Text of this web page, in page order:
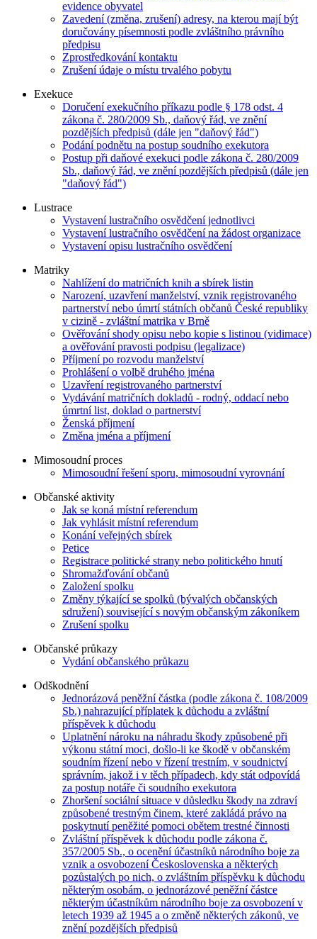
evidence obyvatel
Zavedení (změna, zrušení) adresy, na kterou mají být
doručovány písemnosti podle zvláštního právního
předpisu
Zprostředkování kontaktu
Zrušení údaje o místu trvalého pobytu
Exekuce
Doručení exekučního příkazu podle § 178 odst. 4
zákona č. 280/2009 Sb., daňový řád, ve znění
pozdějších předpisů (dále jen "daňový řád")
Podání podnětu na postup soudního exekutora
Postup při daňové exekuci podle zákona č. 280/2009
Sb., daňový řád, ve znění pozdějších předpisů (dále jen
"daňový řád")
Lustrace
Vystavení lustračního osvědčení jednotlivci
Vystavení lustračního osvědčení na žádost organizace
Vystavení opisu lustračního osvědčení
Matriky
Nahlížení do matričních knih a sbírek listin
Narození, uzavření manželství, vznik registrovaného
partnerství nebo úmrtí státních občanů České republiky
v cizině - zvláštní matrika v Brně
Ověřování shody opisu nebo kopie s listinou (vidimace)
a ověřování pravosti podpisu (legalizace)
Příjmení po rozvodu manželství
Prohlášení o volbě druhého jména
Uzavření registrovaného partnerství
Vydávání matričních dokladů - rodný, oddací nebo
úmrtní list, doklad o partnerství
Ženská příjmení
Změna jména a příjmení
Mimosoudní proces
Mimosoudní řešení sporu, mimosoudní vyrovnání
Občanské aktivity
Jak se koná místní referendum
Jak vyhlásit místní referendum
Konání veřejných sbírek
Petice
Registrace politické strany nebo politického hnutí
Shromažďování občanů
Založení spolku
Změny týkající se spolků (bývalých občanských
sdružení) související s novým občanským zákoníkem
Zrušení spolku
Občanské průkazy
Vydání občanského průkazu
Odškodnění
Jednorázová peněžní částka (podle zákona č. 108/2009
Sb.) nahrazující příplatek k důchodu a zvláštní
příspěvek k důchodu
Uplatnění nároku na náhradu škody způsobené při
výkonu státní moci, došlo-li ke škodě v občanském
soudním řízení nebo v řízení trestním, v soudnictví
správním, jakož i v těch případech, kdy stát odpovídá
za postup notáře či soudního exekutora
Zhoršení sociální situace v důsledku škody na zdraví
způsobené trestným činem, které zakládá právo na
poskytnutí peněžité pomoci obětem trestné činnosti
Zvláštní příspěvek k důchodu podle zákona č.
357/2005 Sb., o ocenění účastníků národního boje za
vznik a osvobození Československa a některých
pozůstalých po nich, o zvláštním příspěvku k důchodu
některým osobám, o jednorázové peněžní částce
některým účastníkům národního boje za osvobození v
letech 1939 až 1945 a o změně některých zákonů, ve
znění pozdějších předpisů